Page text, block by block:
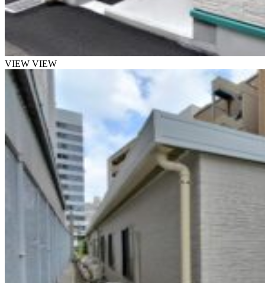
VIEW VIEW